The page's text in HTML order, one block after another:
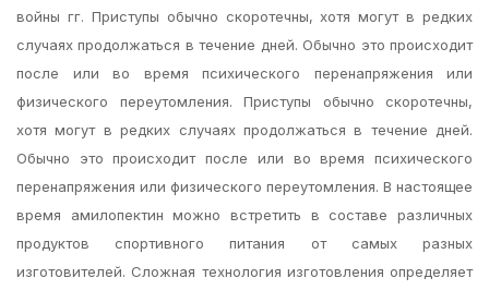
войны гг. Приступы обычно скоротечны, хотя могут в редких
случаях продолжаться в течение дней. Обычно это происходит
после или во время психического перенапряжения или
физического переутомления. Приступы обычно скоротечны,
хотя могут в редких случаях продолжаться в течение дней.
Обычно это происходит после или во время психического
перенапряжения или физического переутомления. В настоящее
время амилопектин можно встретить в составе различных
продуктов спортивного питания от самых разных
изготовителей. Сложная технология изготовления определяет